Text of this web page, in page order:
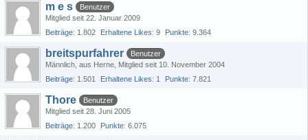
m e s
Benutzer
Mitglied seit 22. Januar 2009
Beiträge 1.802 Erhaltene Likes 9 Punkte 9.364
breitspurfahrer
Benutzer
Männlich aus Herne Mitglied seit 10. November 2004
Beiträge 1.501 Erhaltene Likes 1 Punkte 7.821
Thore
Benutzer
Mitglied seit 28. Juni 2005
Beiträge 1.200 Punkte 6.075